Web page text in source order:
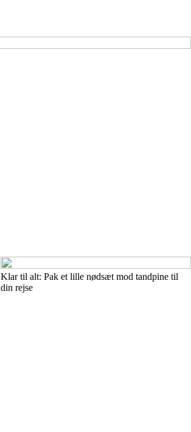
Klar til alt: Pak et lille nødsæt mod tandpine til
din rejse